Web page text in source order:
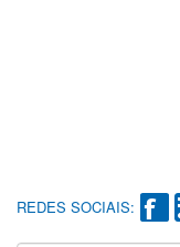
REDES SOCIAIS: